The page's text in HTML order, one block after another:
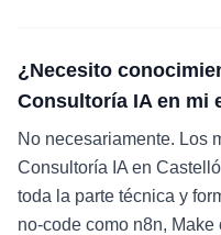
¿Necesito
Consultoría IA en mi
No necesariamente. Los
Consultoría IA en
toda la parte técnica y
no-code como n8n,